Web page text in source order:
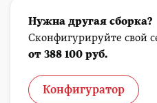
Нужна другая сборка?
Сконфигурируйте свой
от 388 100 руб.
Конфигуратор